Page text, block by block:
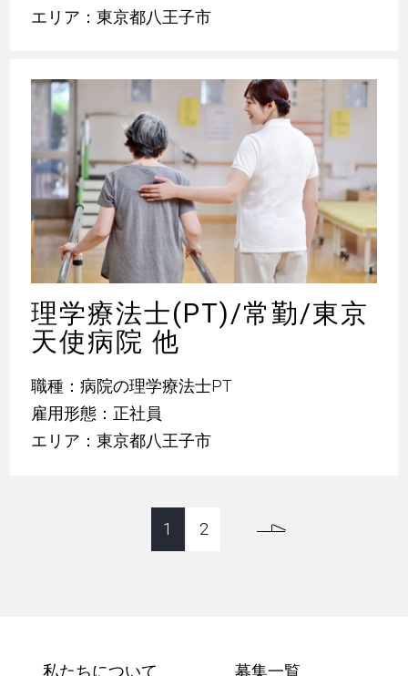
エリア：東京都八王子市
理学療法士(PT)/常勤/東京
天使病院 他
職種：病院の理学療法士PT
雇用形態：正社員
エリア：東京都八王子市
1 2
私たちについて 募集一覧